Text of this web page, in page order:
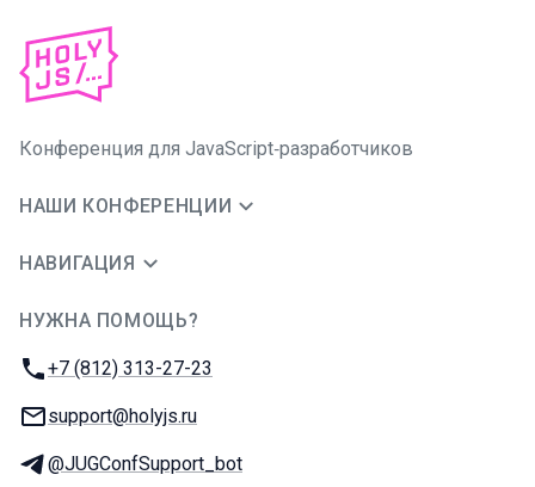
Конференция для JavaScript‑разработчиков
НАШИ КОНФЕРЕНЦИИ
НАВИГАЦИЯ
НУЖНА ПОМОЩЬ?
Телефон:
+7 (812) 313-27-23
E-mail:
support@holyjs.ru
Телеграм:
@JUGConfSupport_bot